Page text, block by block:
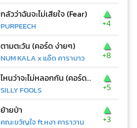
กลัวว่าฉันจะไม่เสียใจ (Fear)
PURPEECH
▲
+4
ตามตะวัน (คอร์ด ง่ายๆ)
NUM KALA x แอ๊ด คาราบาว
▲
+8
ไหนว่าจะไม่หลอกกัน (คอร์ด ง่ายๆ)
SILLY FOOLS
▲
+5
ย้ายป่า
คณะขวัญใจ ft.หงา คาราวาน
▲
+3